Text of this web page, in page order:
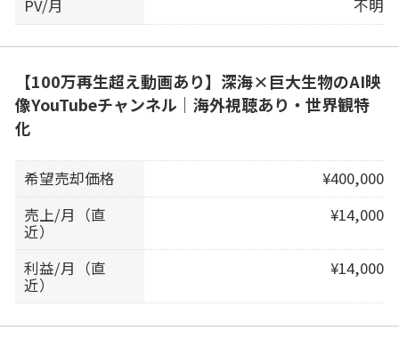
PV/月
不明
【100万再生超え動画あり】深海×巨大生物のAI映
像YouTubeチャンネル｜海外視聴あり・世界観特
化
希望売却価格
¥400,000
売上/月（直
近）
¥14,000
利益/月（直
近）
¥14,000